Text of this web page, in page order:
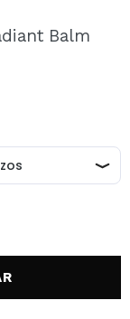
realizar
de tus
Balm